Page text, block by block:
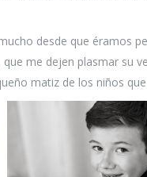
desde que éramos
me dejen plasmar su
matiz de los niños